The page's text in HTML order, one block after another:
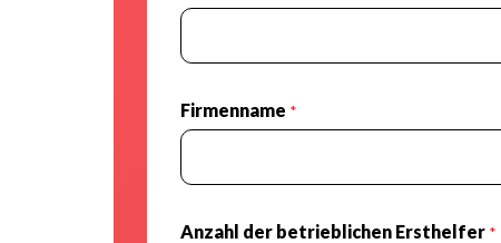
Firmenname *
Anzahl der betrieblichen Ersthelfer *